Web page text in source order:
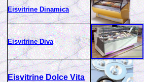
Eisvitrine Dinamica
Eisvitrine Diva
Eisvitrine Dolce Vita